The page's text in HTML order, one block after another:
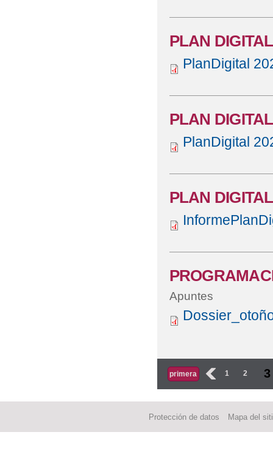
PLAN
PlanDigital
PLAN
PlanDigital
PLAN
Apuntes
Páginas
primera ‹ 1 2 3
Protección de datos Mapa del